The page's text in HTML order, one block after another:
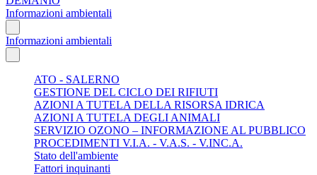
Informazioni ambientali
Informazioni ambientali
ATO - SALERNO
GESTIONE DEL CICLO DEI RIFIUTI
AZIONI A TUTELA DELLA RISORSA IDRICA
AZIONI A TUTELA DEGLI ANIMALI
SERVIZIO OZONO – INFORMAZIONE AL PUBBLICO
PROCEDIMENTI V.I.A. - V.A.S. - V.INC.A.
Stato dell'ambiente
Fattori inquinanti